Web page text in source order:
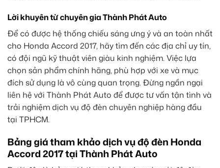
Lời khuyên từ chuyên gia Thành Phát Auto
Để có được hệ thống chiếu sáng ưng ý và an toàn nhất
cho Honda Accord 2017, hãy tìm đến các địa chỉ uy tín,
có đội ngũ kỹ thuật viên giàu kinh nghiệm. Việc lựa
chọn sản phẩm chính hãng, phù hợp với xe và mục
đích sử dụng là vô cùng quan trọng. Đừng ngần ngại
liên hệ với Thành Phát Auto để được tư vấn tận tình và
trải nghiệm dịch vụ độ đèn chuyên nghiệp hàng đầu
tại TPHCM.
Bảng giá tham khảo dịch vụ độ đèn Honda
Accord 2017 tại Thành Phát Auto